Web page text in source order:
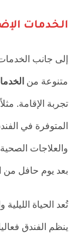
الخدمات
إلى جانب
متنوعة من
تجربة الإقامة.
المتوفرة في
والعلاجات الصحية
بعد يوم حافل من
تُعد الحياة
ينظم الفندق